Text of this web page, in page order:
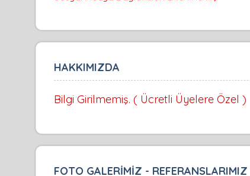
HAKKIMIZDA
Bilgi Girilmemiş. ( Ücretli Üyelere Özel )
FOTO GALERİMİZ - REFERANSLARIMIZ